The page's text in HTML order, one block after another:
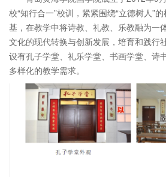
校“知行合一”校训，紧紧围绕“立德树人”
基，在教学中将诗教、礼教、乐教融为一
文化的现代转换与创新发展，培育和践行
设有孔子学堂、礼乐学堂、书画学堂、诗
多样化的教学需求。